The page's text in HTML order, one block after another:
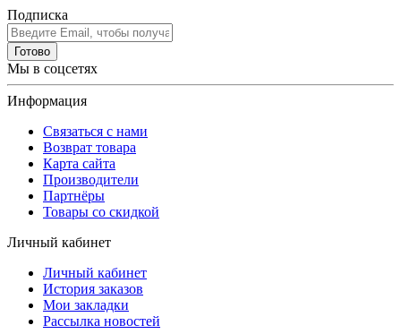
Подписка
Готово
Мы в соцсетях
Информация
Связаться с нами
Возврат товара
Карта сайта
Производители
Партнёры
Товары со скидкой
Личный кабинет
Личный кабинет
История заказов
Мои закладки
Рассылка новостей